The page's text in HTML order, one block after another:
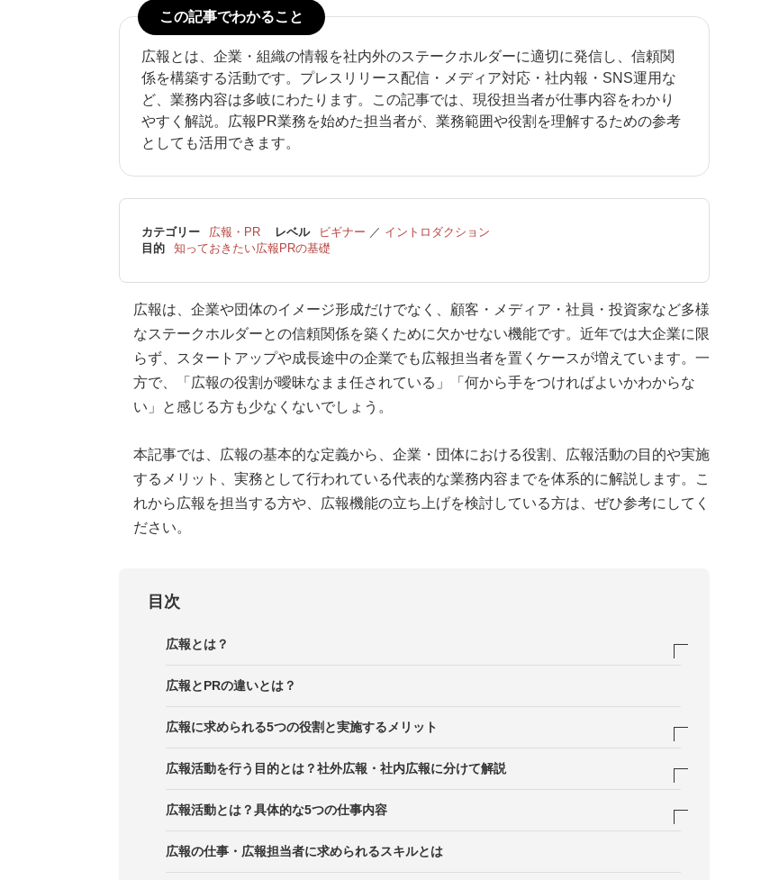
この記事でわかること
広報とは、企業・組織の情報を社内外のステークホルダーに適切に発信し、信頼関
係を構築する活動です。プレスリリース配信・メディア対応・社内報・SNS運用な
ど、業務内容は多岐にわたります。この記事では、現役担当者が仕事内容をわかり
やすく解説。広報PR業務を始めた担当者が、業務範囲や役割を理解するための参考
としても活用できます。
カテゴリー 広報・PR レベル ビギナー ／ イントロダクション
目的
知っておきたい広報PRの基礎
広報は、企業や団体のイメージ形成だけでなく、顧客・メディア・社員・投資家など多様
なステークホルダーとの信頼関係を築くために欠かせない機能です。近年では大企業に限
らず、スタートアップや成長途中の企業でも広報担当者を置くケースが増えています。一
方で、「広報の役割が曖昧なまま任されている」「何から手をつければよいかわからな
い」と感じる方も少なくないでしょう。
本記事では、広報の基本的な定義から、企業・団体における役割、広報活動の目的や実施
するメリット、実務として行われている代表的な業務内容までを体系的に解説します。こ
れから広報を担当する方や、広報機能の立ち上げを検討している方は、ぜひ参考にしてく
ださい。
目次
広報とは？
「広報」と「広報活動」の違い
広報が必要とされる背景
広報とPRの違いとは？
広報に求められる5つの役割と実施するメリット
広報の役割1．社会に対して情報発信する
広報の役割2．ステークホルダーとのコミュニケーションを図る
広報の役割3. 事業活動に役立つ情報を社内に共有する
広報活動を行う目的とは？社外広報・社内広報に分けて解説
社外広報
社内広報
広報活動とは？具体的な5つの仕事内容
広報の仕事1．プレスリリースの作成・配信
広報の仕事・広報担当者に求められるスキルとは